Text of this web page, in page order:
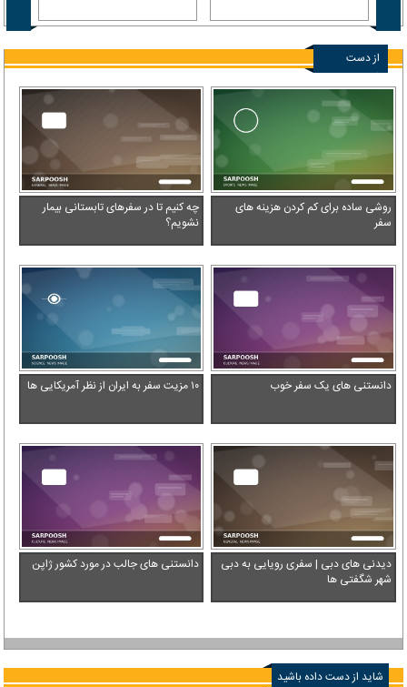
از دست
ندهید
روشی ساده برای کم کردن هزینه های
سفر
چه کنیم تا در سفرهای تابستانی بیمار
نشویم؟
دانستنی های یک سفر خوب ۱۰ مزیت سفر به ایران از نظر آمریکایی ها
دیدنی های دبی | سفری رویایی به دبی
شهر شگفتی ها
دانستنی های جالب در مورد کشور ژاپن
شاید از دست داده باشید